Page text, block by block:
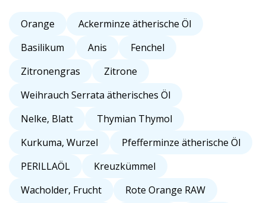
Orange
Ackerminze ätherische Öl
Basilikum
Anis
Fenchel
Zitronengras
Zitrone
Weihrauch Serrata ätherisches Öl
Nelke, Blatt
Thymian Thymol
Kurkuma, Wurzel
Pfefferminze ätherische Öl
PERILLAÖL
Kreuzkümmel
Wacholder, Frucht
Rote Orange RAW